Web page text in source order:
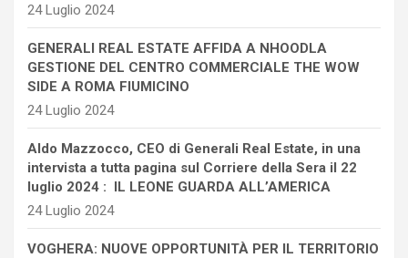
24 Luglio 2024
GENERALI REAL ESTATE AFFIDA A NHOODLA
GESTIONE DEL CENTRO COMMERCIALE THE WOW
SIDE A ROMA FIUMICINO
24 Luglio 2024
Aldo Mazzocco, CEO di Generali Real Estate, in una
intervista a tutta pagina sul Corriere della Sera il 22
luglio 2024 : IL LEONE GUARDA ALL’AMERICA
24 Luglio 2024
VOGHERA: NUOVE OPPORTUNITÀ PER IL TERRITORIO